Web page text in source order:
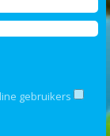
gebruikers